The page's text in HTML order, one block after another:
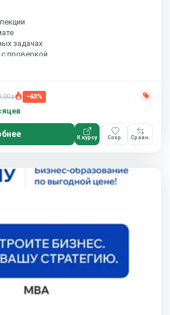
задачах
проверкой
ƃ
−63%
К курсу Сохр. Сравн.